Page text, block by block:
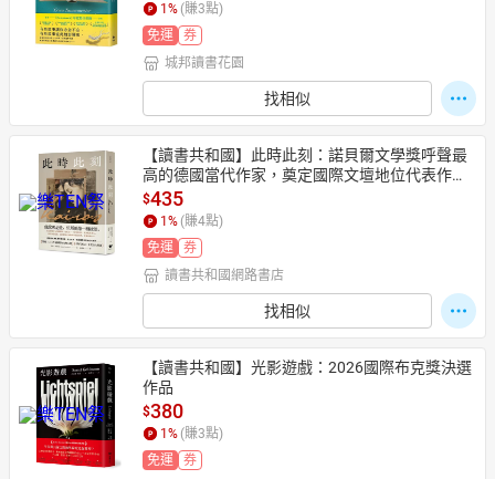
1 % (賺3點)
免運
券
城邦讀書花園
找相似
【讀書共和國】此時此刻：諾貝爾文學獎呼聲最
高的德國當代作家，奠定國際文壇地位代表作！
（榮獲2024年國際布克獎大獎，《時代雜誌》年
度百大好書）
$435
1 % (賺4點)
免運
券
讀書共和國網路書店
找相似
【讀書共和國】光影遊戲：2026國際布克獎決選
作品
$380
1 % (賺3點)
免運
券